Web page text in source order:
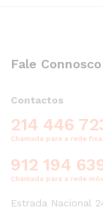
Fale Connosco
Contactos
214 446
Chamada para a rede
912 194
Chamada para a rede
Estrada Nacional